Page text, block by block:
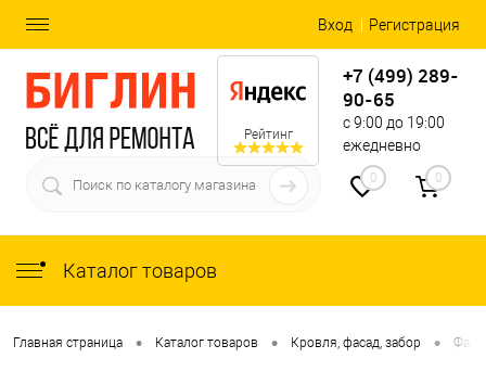
Вход Регистрация
Рейтинг
+7 (499) 289-
90-65
с 9:00 до 19:00
ежедневно
0 0
Каталог товаров
Главная страница • Каталог товаров • Кровля, фасад, забор •